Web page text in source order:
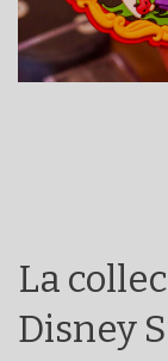
La
Disney